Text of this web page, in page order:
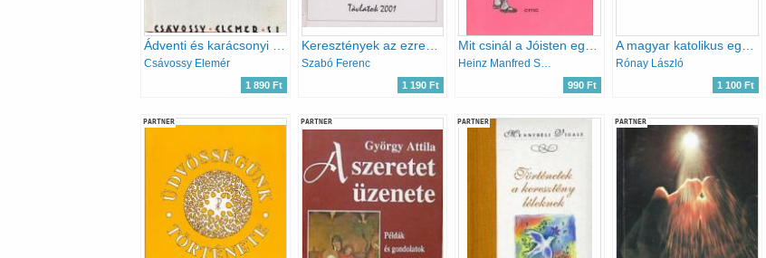
Csávossy Elemér
1 890 Ft
Keresztények az ezredfordulón
Szabó Ferenc
1 190 Ft
Heinz Manfred Schulz
990 Ft
Rónay László
1 100 Ft
PARTNER PARTNER PARTNER PARTNER